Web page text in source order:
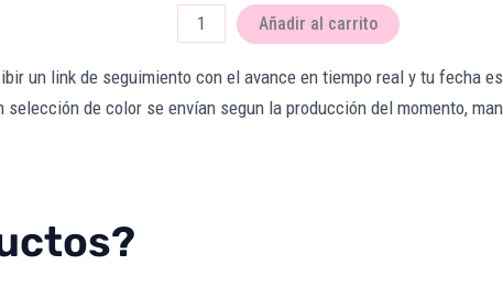
cantidad
Añadir al carrito
un link de seguimiento con el avance en tiempo real y tu fecha
selección de color se envían segun la producción del momento,